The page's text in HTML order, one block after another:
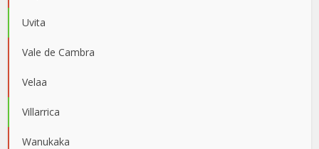
Uvita
Vale de Cambra
Velaa
Villarrica
Wanukaka